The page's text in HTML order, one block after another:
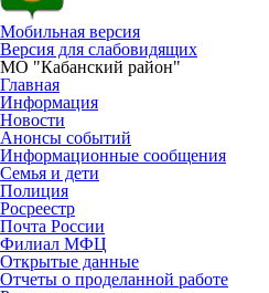
Мобильная версия
Версия для слабовидящих
МО "Кабанский район"
Главная
Информация
Новости
Анонсы событий
Информационные сообщения
Семья и дети
Полиция
Росреестр
Почта России
Филиал МФЦ
Открытые данные
Отчеты о проделанной работе